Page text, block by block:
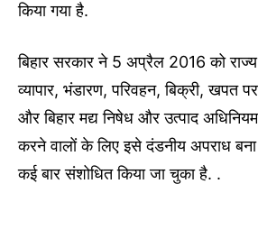
किया गया है.
बिहार सरकार ने 5 अप्रैल 2016 को राज्य
व्यापार, भंडारण, परिवहन, बिक्री, खपत
और बिहार मद्य निषेध और उत्पाद
करने वालों के लिए इसे दंडनीय अपराध
कई बार संशोधित किया जा चुका है. .